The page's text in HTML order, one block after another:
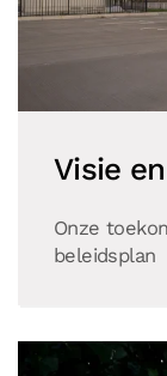
Visie
Onze
beleidsplan